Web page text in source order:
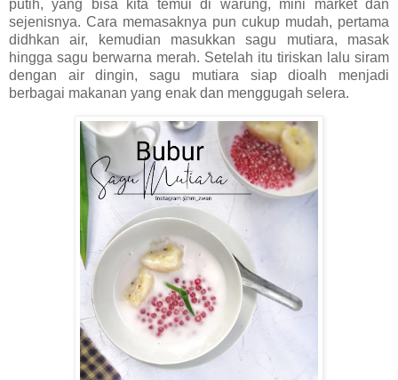
putih, yang bisa kita temui di warung, mini market dan
sejenisnya. Cara memasaknya pun cukup mudah, pertama
didhkan air, kemudian masukkan sagu mutiara, masak
hingga sagu berwarna merah. Setelah itu tiriskan lalu siram
dengan air dingin, sagu mutiara siap dioalh menjadi
berbagai makanan yang enak dan menggugah selera.